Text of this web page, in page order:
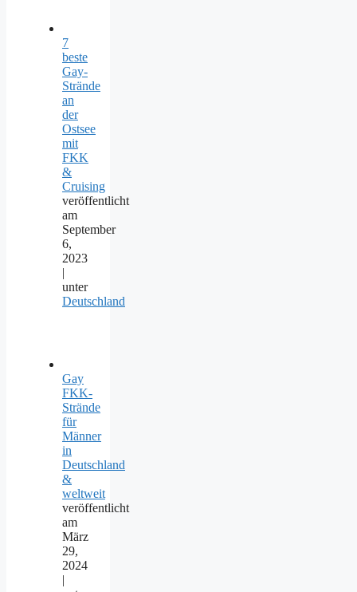
7
beste
Gay-
Strände
an
der
Ostsee
mit
FKK
&
Cruising
veröffentlicht
am
September
6,
2023
|
unter
Deutschland
Gay
FKK-
Strände
für
Männer
in
Deutschland
&
weltweit
veröffentlicht
am
März
29,
2024
|